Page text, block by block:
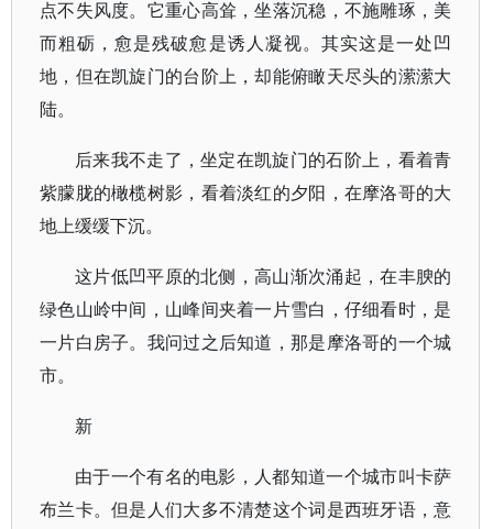
点不失风度。它重心高耸，坐落沉稳，不施雕琢，美
而粗砺，愈是残破愈是诱人凝视。其实这是一处凹
地，但在凯旋门的台阶上，却能俯瞰天尽头的潆潆大
陆。
后来我不走了，坐定在凯旋门的石阶上，看着青
紫朦胧的橄榄树影，看着淡红的夕阳，在摩洛哥的大
地上缓缓下沉。
这片低凹平原的北侧，高山渐次涌起，在丰腴的
绿色山岭中间，山峰间夹着一片雪白，仔细看时，是
一片白房子。我问过之后知道，那是摩洛哥的一个城
市。
新
由于一个有名的电影，人都知道一个城市叫卡萨
布兰卡。但是人们大多不清楚这个词是西班牙语，意